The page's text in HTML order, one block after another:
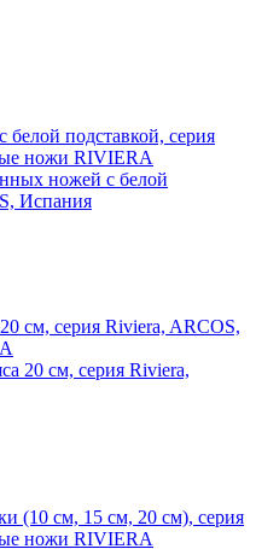
ножей с белой
Испания
20 см, серия Riviera,